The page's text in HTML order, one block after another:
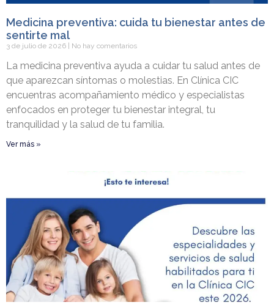
Medicina preventiva: cuida tu bienestar antes de
sentirte mal
3 de julio de 2026 No hay comentarios
La medicina preventiva ayuda a cuidar tu salud antes de
que aparezcan síntomas o molestias. En Clínica CIC
encuentras acompañamiento médico y especialistas
enfocados en proteger tu bienestar integral, tu
tranquilidad y la salud de tu familia.
Ver más »